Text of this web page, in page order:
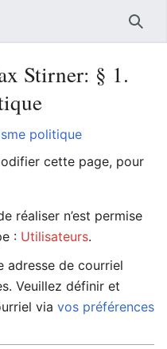
Stirner: § 1.
politique
cette page, pour
réaliser n’est permise
: Utilisateurs.
adresse de courriel
Veuillez définir et
via vos préférences